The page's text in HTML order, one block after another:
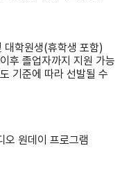
대학원생(휴학생 포함)
후 졸업자까지 지원 가능
기준에 따라 선발될 수
원데이 프로그램